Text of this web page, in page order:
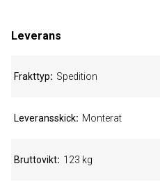
Leverans
Frakttyp Spedition
Leveransskick Monterat
Bruttovikt 123 kg